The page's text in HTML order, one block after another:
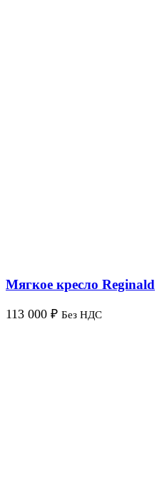
Мягкое кресло Reginald
113 000 ₽ Без НДС